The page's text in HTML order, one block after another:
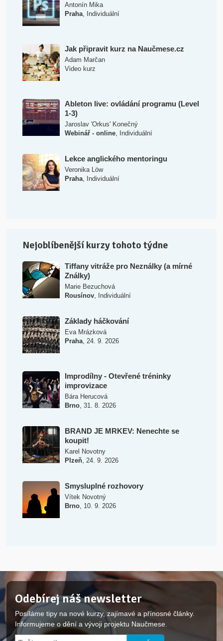
Antonín Mika
Praha, Individuální
Jak připravit kurz na Naučmese.cz
Adam Marčan
Video kurz
Ableton live: ovládání programu (Level
1-3)
Jaroslav 'Orkus' Konečný
Webinář - online, Individuální
Lekce anglického mentoringu
Veronika Löw
Praha, Individuální
Nejoblíbenější kurzy tohoto týdne
Tiffany vitráže pro Neználky (a mírné
Ználky)
Marie Bezuchová
Rousínov, Individuální
Základy háčkování
Eva Mrázková
Praha, 24. 9. 2026
Improdílny - Otevřené tréninky
improvizace
Bára Herucová
Brno, 31. 8. 2026
BRAND JE MRKEV: Nenechte se
koupit!
Karel Novotny
Plzeň, 24. 9. 2026
Smysluplné rozhovory
Vítek Novotný
Brno, 10. 9. 2026
Odebírej náš newsletter
Posíláme tipy na nové kurzy, zajímavé a přínosné články.
Informujeme o dění a vývoji projektu Naučmese.